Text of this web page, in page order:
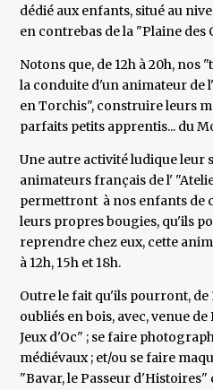
dédié aux enfants, situé au
en contrebas de la "Plaine des
Notons que, de 12h à 20h,
la conduite d'un animateur de
en Torchis", construire leurs
parfaits petits apprentis... du
Une autre activité ludique leur
animateurs français de l'
permettront à nos enfants de
leurs propres bougies, qu'ils
reprendre chez eux, cette
à 12h, 15h et 18h.
Outre le fait qu'ils pourront, de
oubliés en bois, avec, venue
Jeux d'Oc" ; se faire
médiévaux ; et/ou se faire
"Bavar, le Passeur d'Histoires"